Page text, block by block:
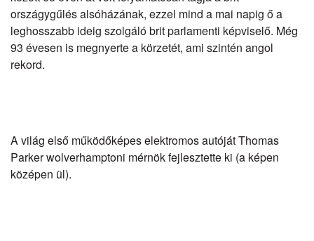
országygűlés alsóházának, ezzel mind a mai napig ő a
leghosszabb ideig szolgáló brit parlamenti képviselő. Még
93 évesen is megnyerte a körzetét, ami szintén angol
rekord.
A világ első működőképes elektromos autóját Thomas
Parker wolverhamptoni mérnök fejlesztette ki (a képen
középen ül).